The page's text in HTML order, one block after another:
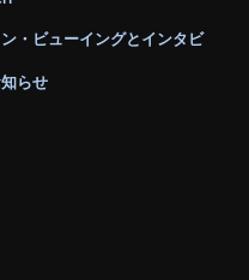
・ビューイングとインタビ
らせ